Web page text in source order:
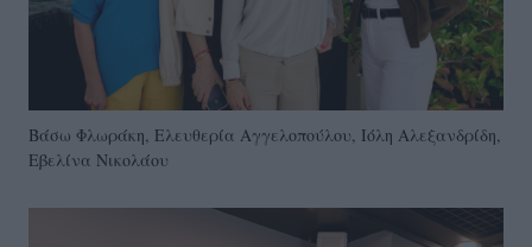
Βάσω Φλωράκη, Ελευθερία Αγγελοπούλου, Ιόλη Αλεξανδρίδη,
Εβελίνα Νικολάου